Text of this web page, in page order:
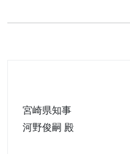
宮崎県知事
河野俊嗣 殿